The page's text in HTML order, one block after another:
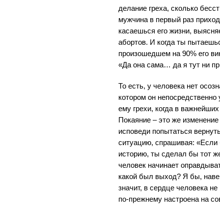
делание греха, сколько
мужчина в первый раз
касаешься его жизни,
абортов. И когда ты
произошедшем на 90% его
«Да она сама… да я тут ни
То есть, у человека нет
котором он непосредственно
ему грехи, когда в
Покаяние – это же
исповеди попытаться
ситуацию, спрашивая:
историю, ты сделал бы тот
человек начинает
какой был выход? Я бы,
значит, в сердце человека
по-прежнему настроена на